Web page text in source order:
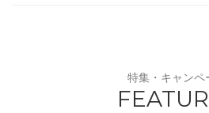
特集・キャンペ